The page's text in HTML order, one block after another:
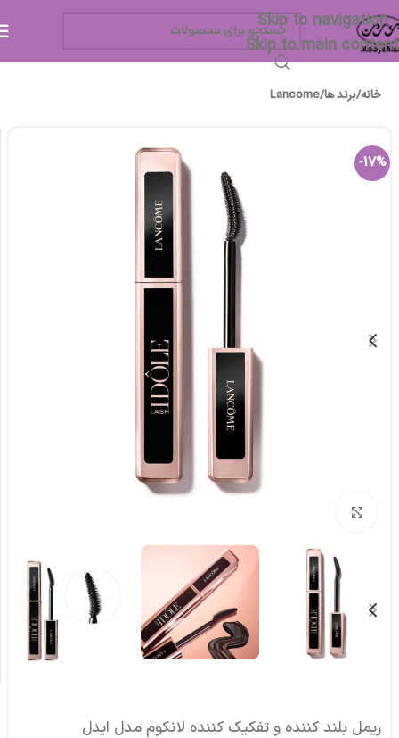
Skip to navigation
Skip to main content
خانه/برند ها/
Lancome
-17%
ریمل بلند کننده و تفکیک کننده لانکوم مدل ایدل